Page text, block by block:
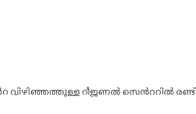
വിഴിഞ്ഞത്തുള്ള റീജണൽ സെൻററിൽ രണ്ട്